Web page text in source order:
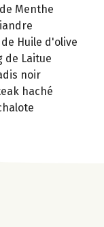
Menthe
de Huile d'olive
de Laitue
noir
haché